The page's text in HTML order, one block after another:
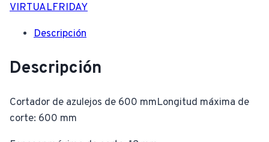
VIRTUALFRIDAY
Descripción
Descripción
Cortador de azulejos de 600 mmLongitud máxima de
corte: 600 mm